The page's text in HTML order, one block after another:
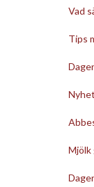
Vad
Tips
Mjölk